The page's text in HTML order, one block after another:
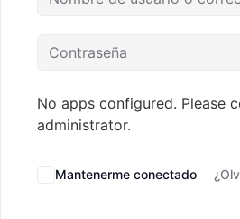
No apps configured. Please
administrator.
Mantenerme conectado